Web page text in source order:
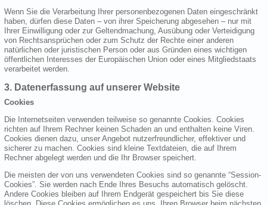
Wenn Sie die Verarbeitung Ihrer personenbezogenen Daten eingeschränkt
haben, dürfen diese Daten – von ihrer Speicherung abgesehen – nur mit
Ihrer Einwilligung oder zur Geltendmachung, Ausübung oder Verteidigung
von Rechtsansprüchen oder zum Schutz der Rechte einer anderen
natürlichen oder juristischen Person oder aus Gründen eines wichtigen
öffentlichen Interesses der Europäischen Union oder eines Mitgliedstaats
verarbeitet werden.
3. Datenerfassung auf unserer Website
Cookies
Die Internetseiten verwenden teilweise so genannte Cookies. Cookies
richten auf Ihrem Rechner keinen Schaden an und enthalten keine Viren.
Cookies dienen dazu, unser Angebot nutzerfreundlicher, effektiver und
sicherer zu machen. Cookies sind kleine Textdateien, die auf Ihrem
Rechner abgelegt werden und die Ihr Browser speichert.
Die meisten der von uns verwendeten Cookies sind so genannte “Session-
Cookies”. Sie werden nach Ende Ihres Besuchs automatisch gelöscht.
Andere Cookies bleiben auf Ihrem Endgerät gespeichert bis Sie diese